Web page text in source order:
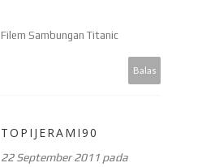
Filem Sambungan Titanic
Balas
TOPIJERAMI90
22 September 2011 pada